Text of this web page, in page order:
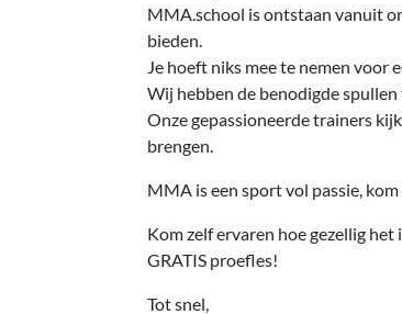
MMA.school is ontstaan vanuit
bieden.
Je hoeft niks mee te nemen voor
Wij hebben de benodigde
Onze gepassioneerde trainers
brengen.
MMA is een sport vol passie,
Kom zelf ervaren hoe gezellig
GRATIS proefles!
Tot snel,